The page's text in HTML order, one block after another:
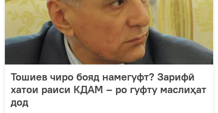
Тошиев чиро бояд намегуфт? Зарифӣ
хатои раиси КДАМ – ро гуфту маслиҳат
дод